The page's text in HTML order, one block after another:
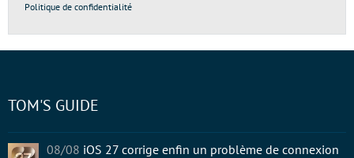
Politique de confidentialité
TOM'S GUIDE
08/08 iOS 27 corrige enfin un problème de connexion